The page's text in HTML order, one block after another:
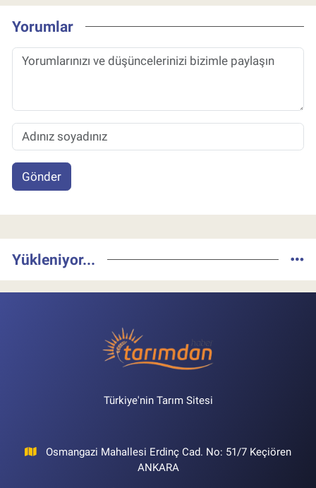
Yorumlar
Gönder
Yükleniyor...
Türkiye'nin Tarım Sitesi
Osmangazi Mahallesi Erdinç Cad. No: 51/7 Keçiören
ANKARA